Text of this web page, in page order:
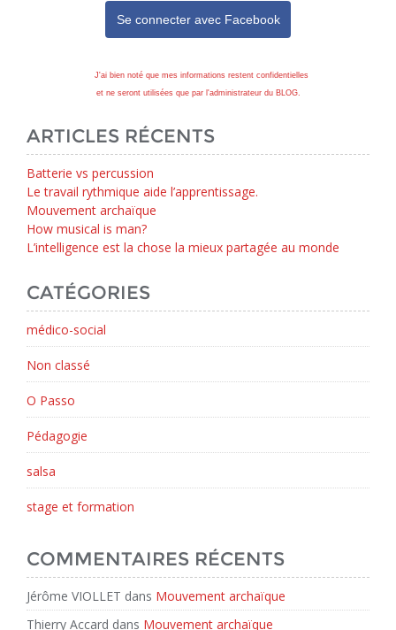
Se connecter avec Facebook
J'ai bien noté que mes informations restent confidentielles
et ne seront utilisées que par l'administrateur du BLOG.
ARTICLES RÉCENTS
Batterie vs percussion
Le travail rythmique aide l’apprentissage.
Mouvement archaïque
How musical is man?
L’intelligence est la chose la mieux partagée au monde
CATÉGORIES
médico-social
Non classé
O Passo
Pédagogie
salsa
stage et formation
COMMENTAIRES RÉCENTS
Jérôme VIOLLET dans Mouvement archaïque
Thierry Accard dans Mouvement archaïque